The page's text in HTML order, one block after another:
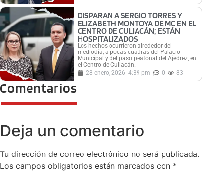
DISPARAN A SERGIO TORRES Y
ELIZABETH MONTOYA DE MC EN EL
CENTRO DE CULIACÁN; ESTÁN
HOSPITALIZADOS
Los hechos ocurrieron alrededor del
mediodía, a pocas cuadras del Palacio
Municipal y del paso peatonal del Ajedrez, en
el Centro de Culiacán.
28 enero, 2026 4:39 pm 0 83
Comentarios
Deja un comentario
Tu dirección de correo electrónico no será publicada.
Los campos obligatorios están marcados con *